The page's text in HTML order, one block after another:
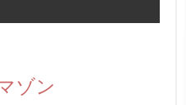
ゾン